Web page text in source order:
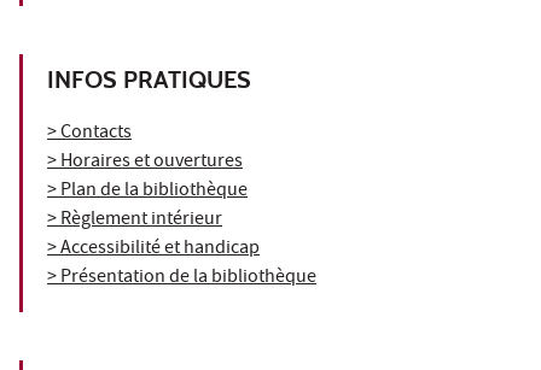
INFOS PRATIQUES
> Contacts
> Horaires et ouvertures
> Plan de la bibliothèque
> Règlement intérieur
> Accessibilité et handicap
> Présentation de la bibliothèque